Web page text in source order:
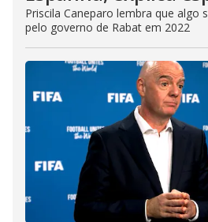
Priscila Caneparo lembra que algo
pelo governo de Rabat em 2022